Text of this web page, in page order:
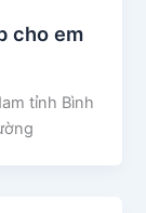
cho em
tỉnh Bình